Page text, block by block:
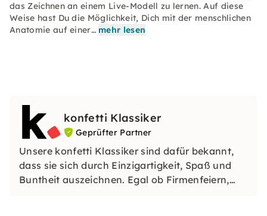
das Zeichnen an einem Live-Modell zu lernen. Auf diese
Weise hast Du die Möglichkeit, Dich mit der menschlichen
Anatomie auf einer… mehr lesen
konfetti Klassiker
Geprüfter Partner
Unsere konfetti Klassiker sind dafür bekannt,
dass sie sich durch Einzigartigkeit, Spaß und
Buntheit auszeichnen. Egal ob Firmenfeiern,